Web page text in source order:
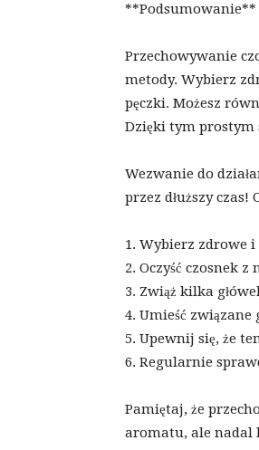
**Podsumowanie**
Przechowywanie
metody. Wybierz
pęczki. Możesz
Dzięki tym prostym
Wezwanie do
przez dłuższy
1. Wybierz zdrowe i
2. Oczyść czosnek
3. Zwiąż kilka
4. Umieść
5. Upewnij się, że
6. Regularnie
Pamiętaj, że
aromatu, ale nadal